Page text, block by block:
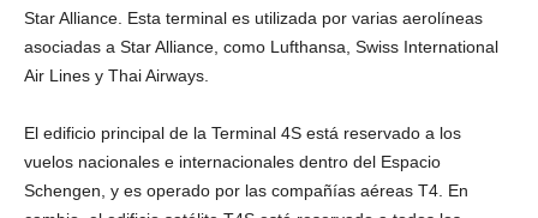
Star Alliance. Esta terminal es utilizada por varias aerolíneas
asociadas a Star Alliance, como Lufthansa, Swiss International
Air Lines y Thai Airways.
El edificio principal de la Terminal 4S está reservado a los
vuelos nacionales e internacionales dentro del Espacio
Schengen, y es operado por las compañías aéreas T4. En